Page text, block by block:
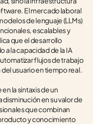
El mercado laboral
de lenguaje (LLMs)
escalables y
que el desarrollo
la capacidad de la IA
flujos de trabajo
usuario en tiempo real.
la sintaxis de un
en su valor de
que combinan
y conocimiento